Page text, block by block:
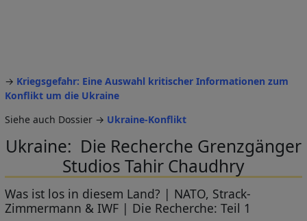
→ Kriegsgefahr: Eine Auswahl kritischer Informationen zum
Konflikt um die Ukraine
Siehe auch Dossier → Ukraine-Konflikt
Ukraine: Die Recherche Grenzgänger
Studios Tahir Chaudhry
Was ist los in diesem Land? | NATO, Strack-
Zimmermann & IWF | Die Recherche: Teil 1